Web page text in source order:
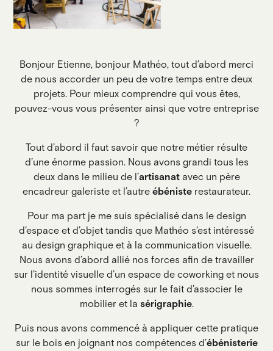
Bonjour Etienne, bonjour Mathéo, tout d’abord merci
de nous accorder un peu de votre temps entre deux
projets. Pour mieux comprendre qui vous êtes,
pouvez-vous vous présenter ainsi que votre entreprise
?
Tout d’abord il faut savoir que notre métier résulte
d’une énorme passion. Nous avons grandi tous les
deux dans le milieu de l’artisanatavec un père
encadreur galeriste et l’autreébéniste restaurateur.
Pour ma part je me suis spécialisé dans le design
d’espace et d’objet tandis que Mathéo s’est intéressé
au design graphique et à la communication visuelle.
Nous avons d’abord allié nos forces afin de travailler
sur l’identité visuelle d’un espace de coworking et nous
nous sommes interrogés sur le fait d’associer le
mobilier et la sérigraphie.
Puis nous avons commencé à appliquer cette pratique
sur le bois en joignant nos compétences d’ébénisterie